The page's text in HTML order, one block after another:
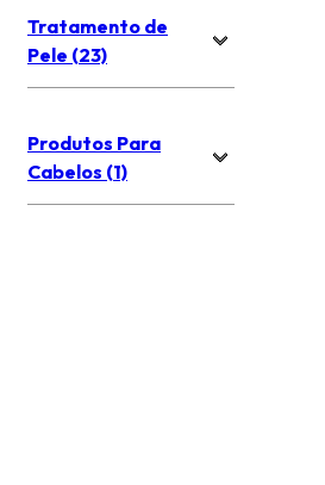
Tratamento de
Pele (23)
Produtos Para
Cabelos (1)